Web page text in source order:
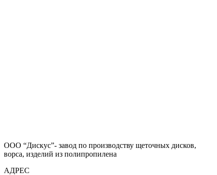
ООО “Дискус”- завод по производству щеточных дисков,
ворса, изделий из полипропилена
АДРЕС